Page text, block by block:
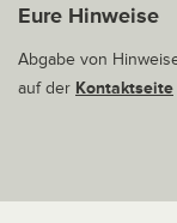
Eure Hinweise
Abgabe von
auf der Kontaktseite